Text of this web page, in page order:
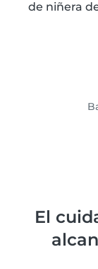
de niñera
El